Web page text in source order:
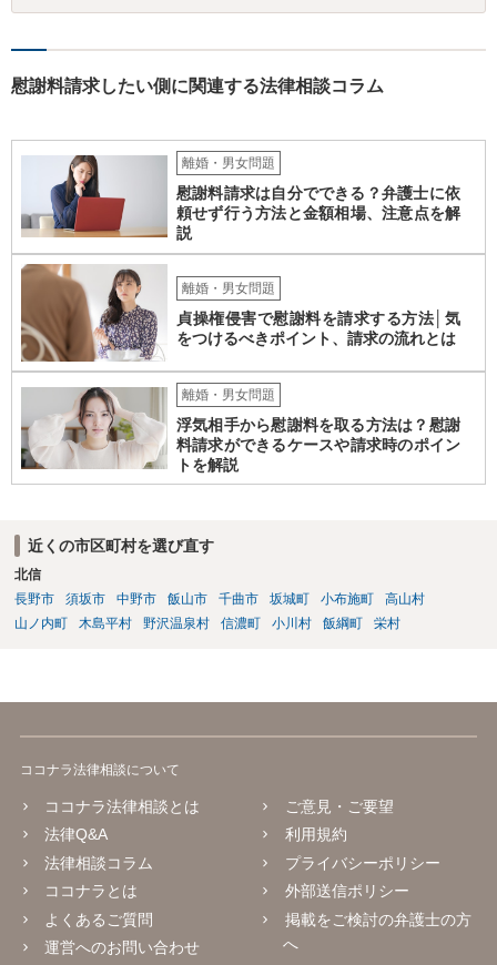
慰謝料請求したい側に関連する法律相談コラム
離婚・男女問題
慰謝料請求は自分でできる？弁護士に依
頼せず行う方法と金額相場、注意点を解
説
離婚・男女問題
貞操権侵害で慰謝料を請求する方法│気
をつけるべきポイント、請求の流れとは
離婚・男女問題
浮気相手から慰謝料を取る方法は？慰謝
料請求ができるケースや請求時のポイン
トを解説
近くの市区町村を選び直す
北信
長野市
須坂市 中野市 飯山市 千曲市 坂城町 小布施町
高山村
山ノ内町
木島平村 野沢温泉村 信濃町 小川村 飯綱町 栄村
ココナラ法律相談について
ココナラ法律相談とは
法律Q&A
法律相談コラム
ココナラとは
よくあるご質問
運営へのお問い合わせ
ご意見・ご要望
利用規約
プライバシーポリシー
外部送信ポリシー
掲載をご検討の弁護士の方
へ